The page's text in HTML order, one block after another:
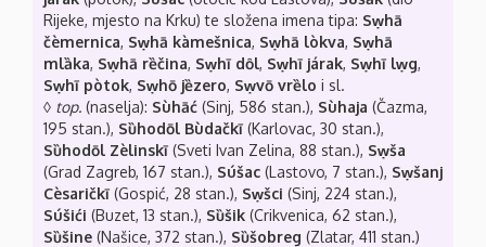
Rijeke, mjesto na Krku) te složena imena tipa: Sẉhā
čèmernica, Sẉhā kàmešnica, Sẉhā lòkva, Sẉhā
mlȁka, Sẉhā rȅčina, Sẉhī dȏl, Sẉhī járak, Sẉhī lẉg,
Sẉhī pòtok, Sẉhō jȅzero, Sẉvō vrȅlo i sl.
◊ top. (naselja): Sùhāć (Sinj, 586 stan.), Sùhaja (Čazma,
195 stan.), Sȕhodōl Bùdačkī (Karlovac, 30 stan.),
Sȕhodōl Zèlinskī (Sveti Ivan Zelina, 88 stan.), Sẉša
(Grad Zagreb, 167 stan.), Súšac (Lastovo, 7 stan.), Sẉšanj
Cèsaričkī (Gospić, 28 stan.), Sẉšci (Sinj, 224 stan.),
Súšići (Buzet, 13 stan.), Sȕšik (Crikvenica, 62 stan.),
Sȕšine (Našice, 372 stan.), Sȕšobreg (Zlatar, 411 stan.)